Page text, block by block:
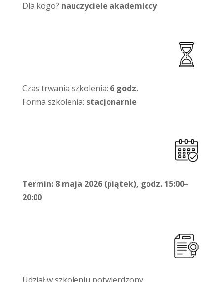
Dla kogo? nauczyciele akademiccy
Czas trwania szkolenia: 6 godz.
Forma szkolenia: stacjonarnie
Termin: 8 maja 2026 (piątek), godz. 15:00–
20:00
Udział w szkoleniu potwierdzony